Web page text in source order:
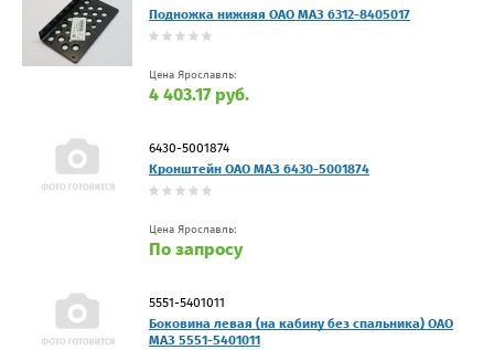
Подножка нижняя ОАО МАЗ 6312-8405017
Цена Ярославль:
4 403.17 руб.
6430-5001874
Кронштейн ОАО МАЗ 6430-5001874
Цена Ярославль:
По запросу
5551-5401011
Боковина левая (на кабину без спальника) ОАО
МАЗ 5551-5401011